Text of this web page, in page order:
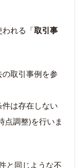
れる「取引事
取引事例を参
は存在しない
点調整)を行いま
と同じような不